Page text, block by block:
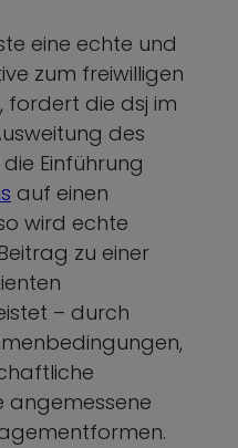
eine echte und
zum freiwilligen
fordert die dsj im
des
Einführung
auf einen
wird echte
zu einer
– durch
angemessene